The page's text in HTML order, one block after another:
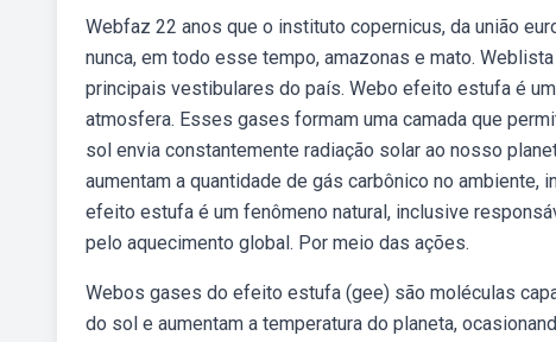
Webfaz 22 anos que o instituto copernicus, da união
nunca, em todo esse tempo, amazonas e mato.
principais vestibulares do país. Webo efeito estufa é
atmosfera. Esses gases formam uma camada que
sol envia constantemente radiação solar ao nosso
aumentam a quantidade de gás carbônico no
efeito estufa é um fenômeno natural, inclusive
pelo aquecimento global. Por meio das ações.
Webos gases do efeito estufa (gee) são moléculas
do sol e aumentam a temperatura do planeta,